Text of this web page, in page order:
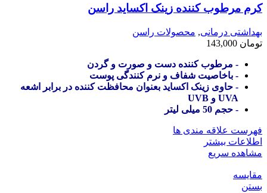
کرم مرطوب کننده زینک اکساید راسن
بهداشتی درمانی, محصولات راسن
تومان
- مرطوب کننده دست و صورت و گردن
- باخاصیت شفاف و نرم کنندگی پوست
- حاوی زینک اکساید بعنوان محافظت کننده در برابر اشعه
UVA و UVB
- حجم 50 میلی لیتر
فهرست علاقه مندی ها
اطلاعات بیشتر
مشاهده سریع
مقایسه
بستن